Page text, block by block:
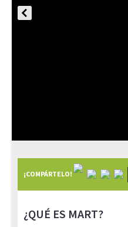
¡COMPÁRTELO!
¿QUÉ ES MART?